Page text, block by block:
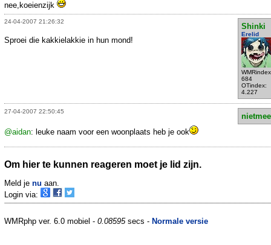
nee,koeienzijk
24-04-2007 21:26:32
Shinki
Erelid
684
OTindex:
4.227
Sproei die kakkielakkie in hun mond!
27-04-2007 22:50:45
@aidan: leuke naam voor een woonplaats heb je ook
Om hier te kunnen reageren moet je lid zijn.
Meld je nu aan.
Login via:
WMRphp ver. 6.0 mobiel - 0.08595secs - Normale versie